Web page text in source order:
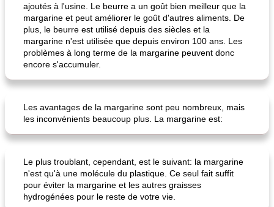
pouding au chocolat maison
ajoutés à l'usine. Le beurre a un goût bien meilleur que la
margarine et peut améliorer le goût d'autres aliments. De
plus, le beurre est utilisé depuis des siècles et la
margarine n'est utilisée que depuis environ 100 ans. Les
problèmes à long terme de la margarine peuvent donc
encore s'accumuler.
Les avantages de la margarine sont peu nombreux, mais
les inconvénients beaucoup plus. La margarine est:
Le plus troublant, cependant, est le suivant: la margarine
n'est qu'à une molécule du plastique. Ce seul fait suffit
pour éviter la margarine et les autres graisses
hydrogénées pour le reste de votre vie.